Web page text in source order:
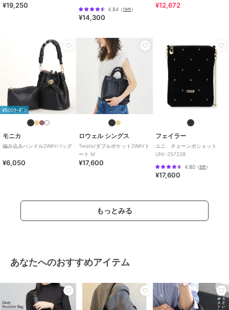
¥19,250 4.84 （19件）
¥14,300
¥12,672
¥500ｸｰﾎﾟﾝ
モニカ
編み込みハンドル2WAYバッグ
¥6,050
ロウェル シングス
Twiste/ダブルポケット2WAYト
ート M
¥17,600
フェイラー
ユニ チェーンポシェット
UNI-257228
4.80（5件）
¥17,600
もっとみる
あなたへのおすすめアイテム